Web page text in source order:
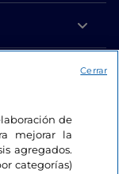
de
mejorar la
agregados.
categorías)
Cerrar